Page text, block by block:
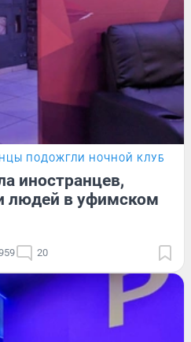
ПОДОЖГЛИ НОЧНОЙ КЛУБ
иностранцев,
людей в уфимском
20